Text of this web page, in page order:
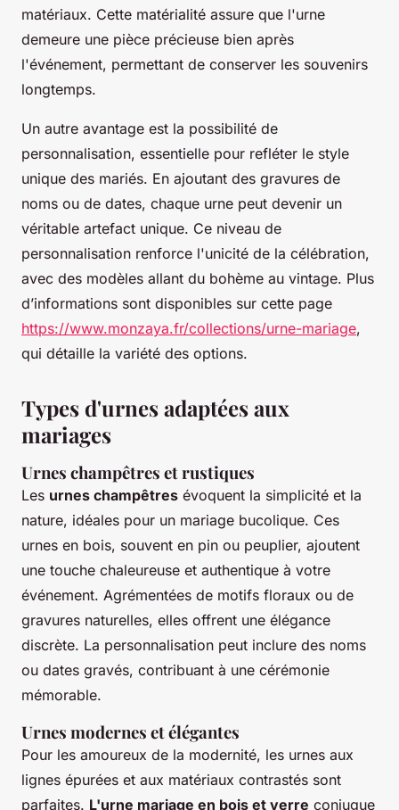
matériaux. Cette matérialité assure que l'urne
demeure une pièce précieuse bien après
l'événement, permettant de conserver les souvenirs
longtemps.
Un autre avantage est la possibilité de
personnalisation, essentielle pour refléter le style
unique des mariés. En ajoutant des gravures de
noms ou de dates, chaque urne peut devenir un
véritable artefact unique. Ce niveau de
personnalisation renforce l'unicité de la célébration,
avec des modèles allant du bohème au vintage. Plus
d’informations sont disponibles sur cette page
https://www.monzaya.fr/collections/urne-mariage,
qui détaille la variété des options.
Types d'urnes adaptées aux
mariages
Urnes champêtres et rustiques
Les urnes champêtres évoquent la simplicité et la
nature, idéales pour un mariage bucolique. Ces
urnes en bois, souvent en pin ou peuplier, ajoutent
une touche chaleureuse et authentique à votre
événement. Agrémentées de motifs floraux ou de
gravures naturelles, elles offrent une élégance
discrète. La personnalisation peut inclure des noms
ou dates gravés, contribuant à une cérémonie
mémorable.
Urnes modernes et élégantes
Pour les amoureux de la modernité, les urnes aux
lignes épurées et aux matériaux contrastés sont
parfaites. L'urne mariage en bois et verre conjugue